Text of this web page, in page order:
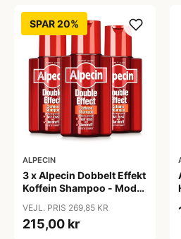
SPAR 20%
ALPECIN
3 x Alpecin Dobbelt Effekt
Koffein Shampoo - Mod
VEJL. PRIS 269,85 KR
215,00 kr